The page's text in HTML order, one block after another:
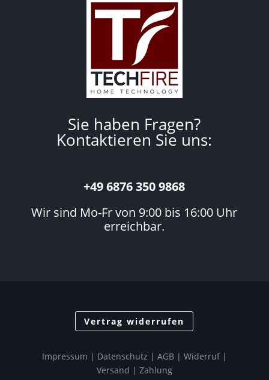
Sie haben Fragen?
Kontaktieren Sie uns:
+49 6876 350 9868
Wir sind Mo-Fr von 9:00 bis 16:00 Uhr
erreichbar.
Vertrag widerrufen
Impressum | Datenschutz | AGB | Widerruf|
Versand | Zahlung